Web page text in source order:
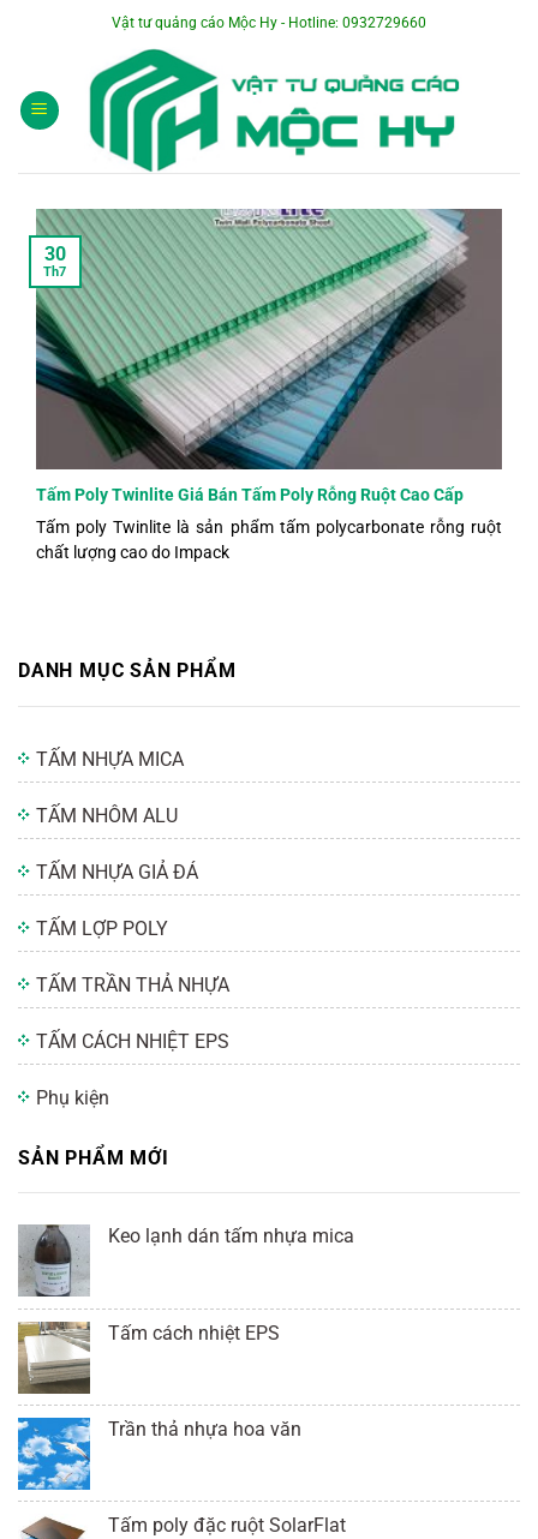
dung
Vật tư quảng cáo Mộc Hy - Hotline: 0932729660
Tấm Poly Twinlite Giá Bán Tấm Poly Rỗng Ruột Cao Cấp
Tấm poly Twinlite là sản phẩm tấm polycarbonate rỗng ruột
chất lượng cao do Impack
30
Th7
DANH MỤC SẢN PHẨM
TẤM NHỰA MICA
TẤM NHÔM ALU
TẤM NHỰA GIẢ ĐÁ
TẤM LỢP POLY
TẤM TRẦN THẢ NHỰA
TẤM CÁCH NHIỆT EPS
Phụ kiện
SẢN PHẨM MỚI
Keo lạnh dán tấm nhựa mica
Tấm cách nhiệt EPS
Trần thả nhựa hoa văn
Tấm poly đặc ruột SolarFlat